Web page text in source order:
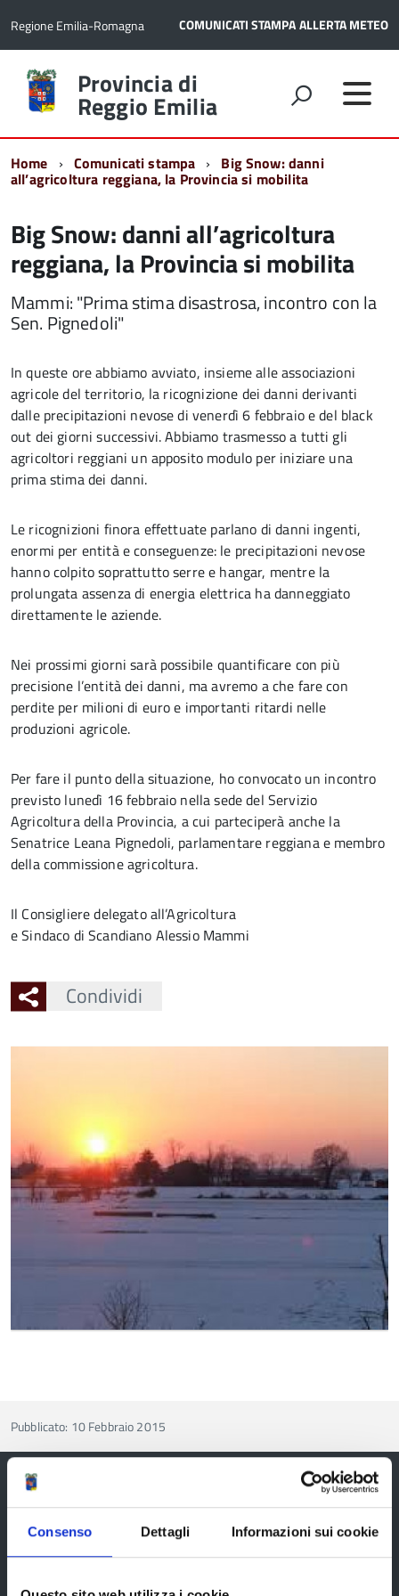
Consenso Dettagli Informazioni sui cookie
Regione Emilia-Romagna COMUNICATI STAMPAALLERTA METEO
Torna
alla
home
Provincia di
Reggio Emilia
Home Comunicati stampa Big Snow: danni
all’agricoltura reggiana, la Provincia si mobilita
Big Snow: danni all’agricoltura
reggiana, la Provincia si mobilita
Mammi: "Prima stima disastrosa, incontro con la
Sen. Pignedoli"
In queste ore abbiamo avviato, insieme alle associazioni
agricole del territorio, la ricognizione dei danni derivanti
dalle precipitazioni nevose di venerdì 6 febbraio e del black
out dei giorni successivi. Abbiamo trasmesso a tutti gli
agricoltori reggiani un apposito modulo per iniziare una
prima stima dei danni.
Le ricognizioni finora effettuate parlano di danni ingenti,
enormi per entità e conseguenze: le precipitazioni nevose
hanno colpito soprattutto serre e hangar, mentre la
prolungata assenza di energia elettrica ha danneggiato
direttamente le aziende.
Nei prossimi giorni sarà possibile quantificare con più
precisione l’entità dei danni, ma avremo a che fare con
perdite per milioni di euro e importanti ritardi nelle
produzioni agricole.
Per fare il punto della situazione, ho convocato un incontro
previsto lunedì 16 febbraio nella sede del Servizio
Agricoltura della Provincia, a cui parteciperà anche la
Senatrice Leana Pignedoli, parlamentare reggiana e membro
della commissione agricoltura.
Il Consigliere delegato all’Agricoltura
e Sindaco di Scandiano Alessio Mammi
Condividi
Pubblicato: 10 Febbraio 2015
Provincia di Reggio Emilia